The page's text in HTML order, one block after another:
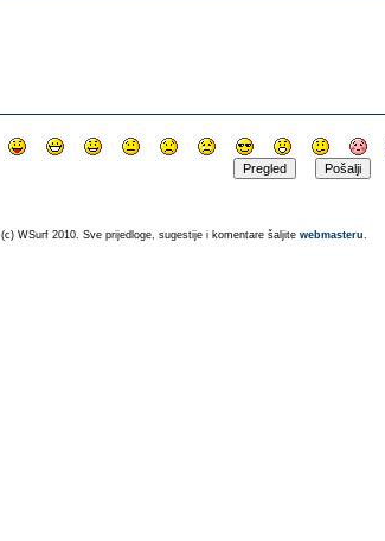
(c) WSurf 2010. Sve prijedloge, sugestije i komentare šaljite webmasteru